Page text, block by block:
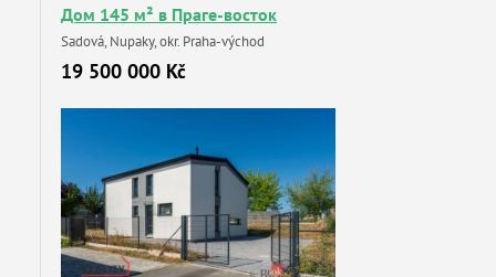
Дом 145 м² в Праге-восток
Sadová, Nupaky, okr. Praha-východ
19 500 000 Kč